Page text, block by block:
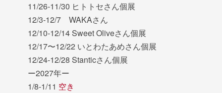
11/26-11/30 ヒトトセさん個展
12/3-12/7 WAKAさん
12/10-12/14 Sweet Oliveさん個展
12/17〜12/22 いとわたあめさん個展
12/24-12/28 Stanticさん個展
ー2027年ー
1/8-1/11 空き